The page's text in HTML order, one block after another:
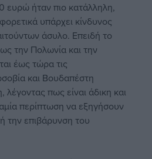
ήταν πιο κατάλληλη,
υπάρχει κίνδυνος
άσυλο. Επειδή το
την Πολωνία και την
έως τώρα τις
και Βουδαπέστη
πως είναι άδικη και
περίπτωση να εξηγήσουν
την επιβάρυνση του